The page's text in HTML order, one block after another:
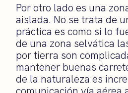
Por otro lado es una
aislada. No se trata de
práctica es como si lo
de una zona selvática
por tierra son
mantener buenas
de la naturaleza es